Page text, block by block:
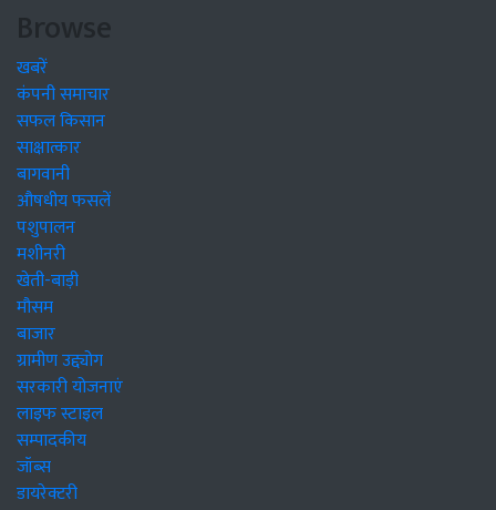
Browse
खबरें
कंपनी समाचार
सफल किसान
साक्षात्कार
बागवानी
औषधीय फसलें
पशुपालन
मशीनरी
खेती-बाड़ी
मौसम
बाजार
ग्रामीण उद्द्योग
सरकारी योजनाएं
लाइफ स्टाइल
सम्पादकीय
जॉब्स
डायरेक्टरी